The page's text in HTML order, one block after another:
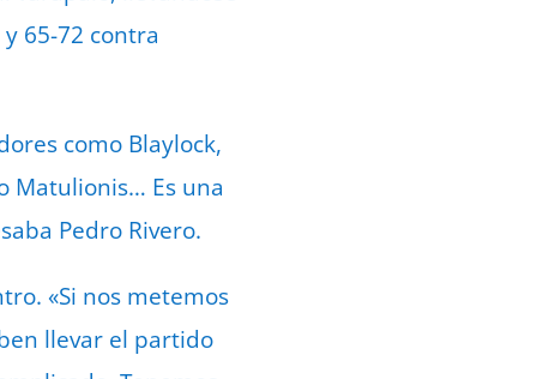
65-72 contra
como Blaylock,
Matulionis… Es una
Pedro Rivero.
«Si nos metemos
llevar el partido